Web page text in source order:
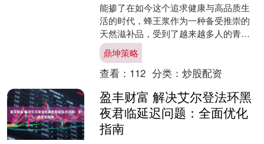
能掺了在如今这个追求健康与高品质生
活的时代，蜂王浆作为一种备受推崇的
天然滋补品，受到了越来越多人的青
睐。然而 因此，在挑选蜂王浆时，我们
一定要擦亮眼睛，不要被低....
鼎坤策略
查看： 112 分类： 炒股配资
盈丰财富 解决艾尔登法环黑
夜君临延迟问题：全面优化
指南